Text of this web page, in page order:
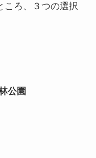
ころ、３つの選択
公園